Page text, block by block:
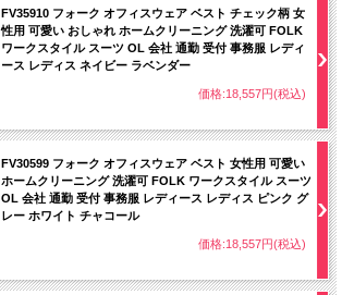
FV35910 フォーク オフィスウェア ベスト チェック柄 女
性用 可愛い おしゃれ ホームクリーニング 洗濯可 FOLK
ワークスタイル スーツ OL 会社 通勤 受付 事務服 レディ
ース レディス ネイビー ラベンダー
価格:18,557円(税込)
FV30599 フォーク オフィスウェア ベスト 女性用 可愛い
ホームクリーニング 洗濯可 FOLK ワークスタイル スーツ
OL 会社 通勤 受付 事務服 レディース レディス ピンク グ
レー ホワイト チャコール
価格:18,557円(税込)